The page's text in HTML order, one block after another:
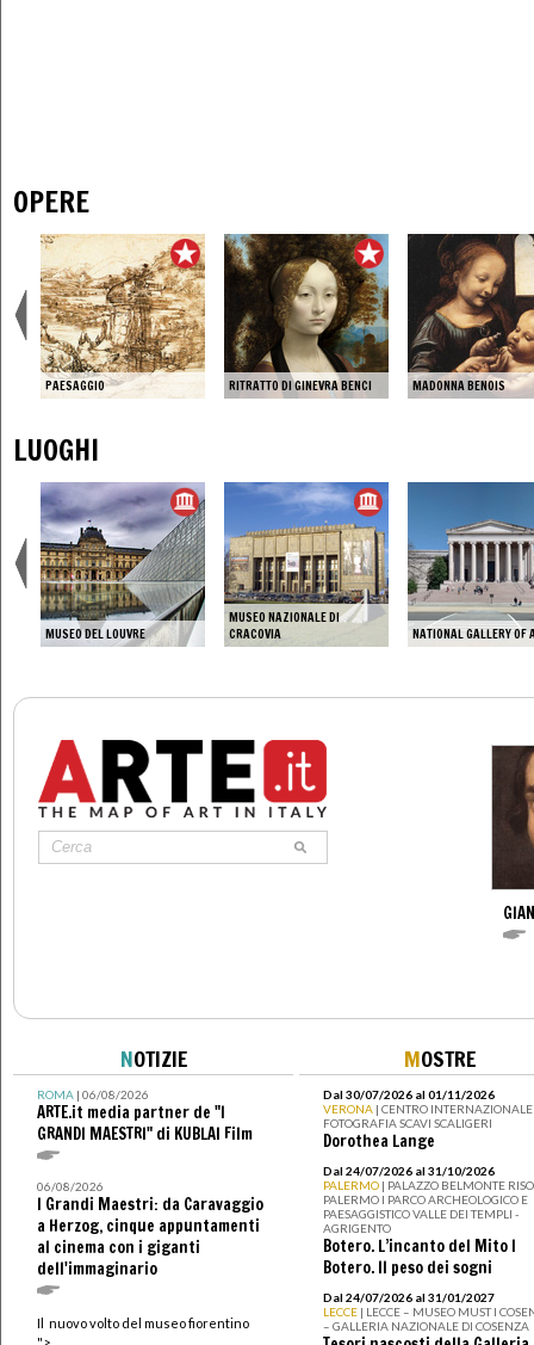
OPERE
PAESAGGIO RITRATTO DI GINEVRA BENCI MADONNA BENOIS
LUOGHI
MUSEO DEL LOUVRE
MUSEO NAZIONALE DI
CRACOVIA
NATIONAL GALLERY OF
NOTIZIE
ROMA | 06/08/2026
ARTE.it media partner de "I
GRANDI MAESTRI" di KUBLAI Film
06/08/2026
I Grandi Maestri: da Caravaggio
a Herzog, cinque appuntamenti
al cinema con i giganti
dell'immaginario
Il nuovo volto del museo fiorentino
">
MOSTRE
Dal 30/07/2026 al 01/11/2026
VERONA | CENTRO
FOTOGRAFIA SCAVI SCALIGERI
Dorothea Lange
Dal 24/07/2026 al 31/10/2026
PALERMO | PALAZZO BELMONTE
PALERMO I PARCO ARCHEOLOGICO E
PAESAGGISTICO VALLE DEI TEMPLI -
AGRIGENTO
Botero. L’incanto del Mito I
Botero. Il peso dei sogni
Dal 24/07/2026 al 31/01/2027
LECCE | LECCE – MUSEO MUST I
– GALLERIA NAZIONALE DI COSENZA